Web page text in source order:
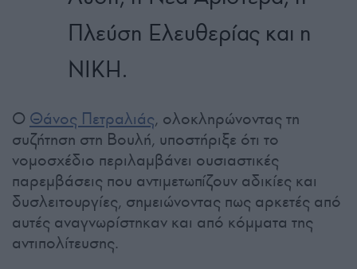
Πλεύση Ελευθερίας και η
ΝΙΚΗ.
Ο Θάνος Πετραλιάς, ολοκληρώνοντας τη
συζήτηση στη Βουλή, υποστήριξε ότι το
νομοσχέδιο περιλαμβάνει ουσιαστικές
παρεμβάσεις που αντιμετωπίζουν αδικίες και
δυσλειτουργίες, σημειώνοντας πως αρκετές από
αυτές αναγνωρίστηκαν και από κόμματα της
αντιπολίτευσης.